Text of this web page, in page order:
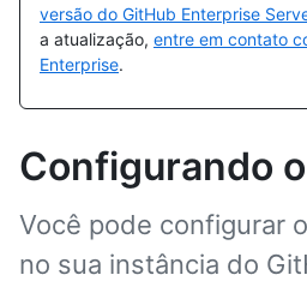
versão do GitHub Enterprise
a atualização, entre em contato
Enterprise.
Configurando
Você pode configurar
no sua instância do